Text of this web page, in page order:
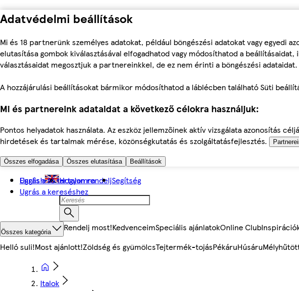
Adatvédelmi beállítások
Mi és 18 partnerünk személyes adatokat, például böngészési adatokat vagy egyedi
elutasítása gombok kiválasztásával elfogadhatod vagy módosíthatod a
választásaidat megosztjuk a partnereinkkel, de ez nem érinti a böngészési
A hozzájárulási beállításokat bármikor módosíthatod a láblécben található Süti
Mi és partnereink adataidat a következő célokra használjuk:
Pontos helyadatok használata. Az eszköz jellemzőinek aktív vizsgálata azonosítás
hirdetések és tartalmak mérése, közönségkutatás és szolgáltatásfejlesztés.
Összes elfogadása Összes elutasítása Beállítások
Ugrás a fő tartalomra
Ugrás a kereséshez
English Hogyan rendeljSegítség
Összes kategória Rendelj most!KedvenceimSpeciális ajánlatokOnline Club
Helló suli!Most ajánlott!Zöldség és gyümölcsTejtermék-tojásPékáruHúsáru
Italok